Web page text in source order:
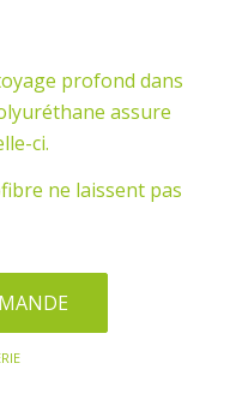
profond dans
assure
ci.
ne laissent pas